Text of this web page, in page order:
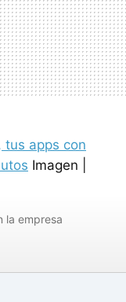
tus apps con
Imagen |
la empresa